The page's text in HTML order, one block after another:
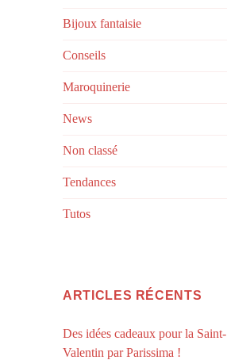
Bijoux fantaisie
Conseils
Maroquinerie
News
Non classé
Tendances
Tutos
ARTICLES RÉCENTS
Des idées cadeaux pour la Saint-
Valentin par Parissima !